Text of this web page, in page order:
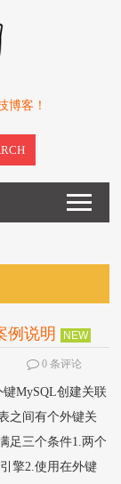
博客！
例说明 NEW
0 条评论
MySQL创建关联
之间有个外键关
足三个条件1.两个
擎2.使用在外键